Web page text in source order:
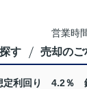
営業時
す 売却のご
利回り 4.2％